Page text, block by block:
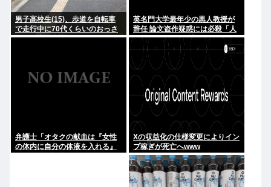
男子高校生(15)、歩道を自転車
で走行中に70代くらいのおっさ
んに衝突し意識不明にさせてし
英名門大学最年少の黒人教授が
辞任 論文盗作疑惑には必殺「人
種差別ガー」で反撃
弁護士「オタクの献血は『女性
の体内に自分の体液を入れる』
Xの収益化の仕様変更によりイン
プ稼ぎが死亡へwww